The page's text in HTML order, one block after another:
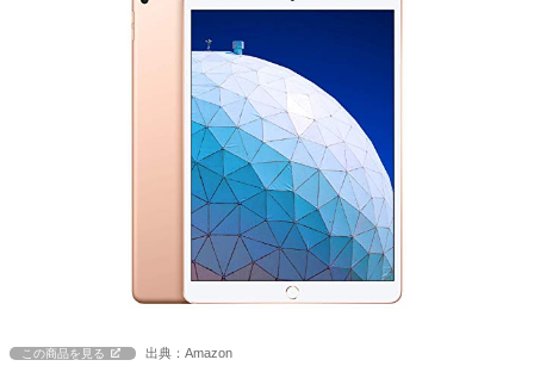
この商品を見る 出典：Amazon